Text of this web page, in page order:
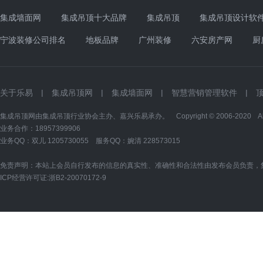
集成墙面网 集成吊顶十大品牌 集成吊顶 集成吊顶设计软
宁波装修公司排名 地板品牌 广州装修 六安房产网
关于乐易 | 集成吊顶网 | 集成墙面网 | 智慧营销管理软件 |
集成吊顶网由集成吊顶行业协会主办、嘉兴乐易承办。 Copyright © 2006-2020
业务合作：18957399906
业务QQ：双儿 1205730055 服务QQ：婉清 228573015
免责声明：本站上会员自行发布的信息的真实性、准确性和合法性由发布会员负责
ICP经营许可证:浙B2-20070172-9